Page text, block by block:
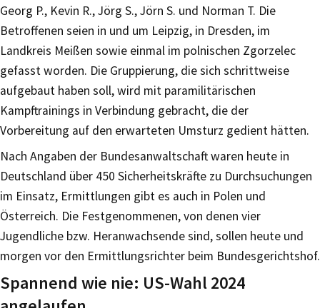
Georg P., Kevin R., Jörg S., Jörn S. und Norman T. Die
Betroffenen seien in und um Leipzig, in Dresden, im
Landkreis Meißen sowie einmal im polnischen Zgorzelec
gefasst worden. Die Gruppierung, die sich schrittweise
aufgebaut haben soll, wird mit paramilitärischen
Kampftrainings in Verbindung gebracht, die der
Vorbereitung auf den erwarteten Umsturz gedient hätten.
Nach Angaben der Bundesanwaltschaft waren heute in
Deutschland über 450 Sicherheitskräfte zu Durchsuchungen
im Einsatz, Ermittlungen gibt es auch in Polen und
Österreich. Die Festgenommenen, von denen vier
Jugendliche bzw. Heranwachsende sind, sollen heute und
morgen vor den Ermittlungsrichter beim Bundesgerichtshof.
Spannend wie nie: US-Wahl 2024